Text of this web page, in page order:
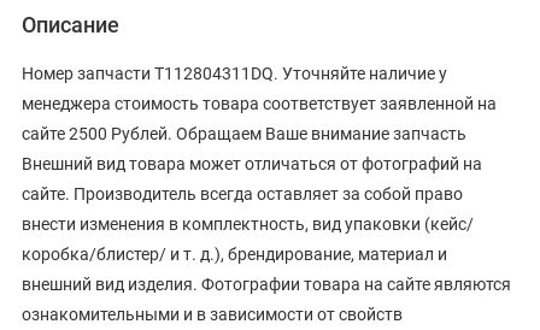
Описание
Номер запчасти T112804311DQ. Уточняйте наличие у
менеджера стоимость товара соответствует заявленной на
сайте 2500 Рублей. Обращаем Ваше внимание запчасть
Внешний вид товара может отличаться от фотографий на
сайте. Производитель всегда оставляет за собой право
внести изменения в комплектность, вид упаковки (кейс/
коробка/блистер/ и т. д.), брендирование, материал и
внешний вид изделия. Фотографии товара на сайте являются
ознакомительными и в зависимости от свойств